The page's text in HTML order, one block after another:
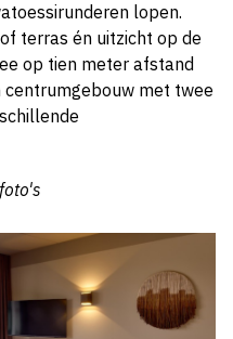
lopen.
terras én uitzicht op de
op tien meter afstand
centrumgebouw met twee